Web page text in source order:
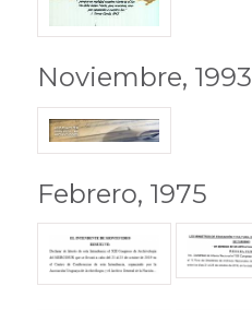
Noviembre, 1993
Febrero, 1975